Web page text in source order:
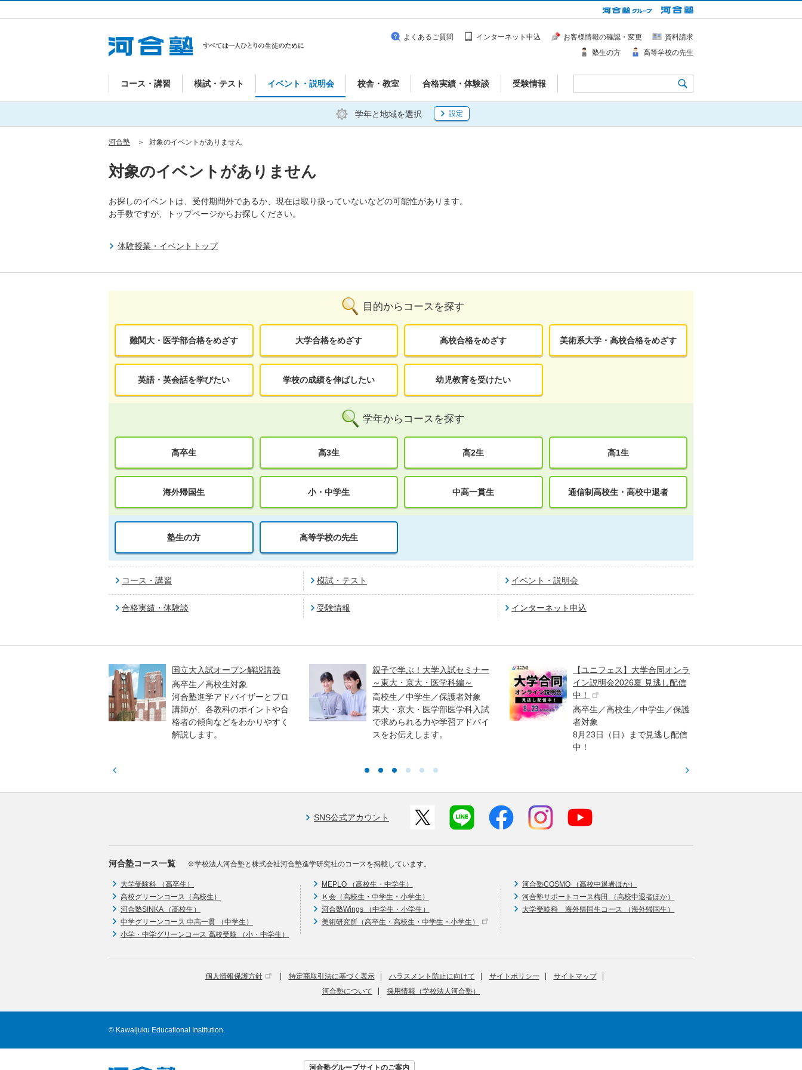
コース・講習 模試・テスト イベント・説明会 校舎・教室 合格実績・体験談 受験情報
よくあるご質問 インターネット申込 お客様情報の確認・変更
資料請求
塾生の方
高等学校の先生
学年と地域を選択 設定
河合塾 対象のイベントがありません
対象のイベントがありません
お探しのイベントは、受付期間外であるか、現在は取り扱っていないなどの可能性があります。
お手数ですが、トップページからお探しください。
体験授業・イベントトップ
目的からコースを探す
難関大・医学部合格をめざす 大学合格をめざす 高校合格をめざす 美術系大学・高校合格をめざす
英語・英会話を学びたい 学校の成績を伸ばしたい 幼児教育を受けたい
学年からコースを探す
高卒生 高3生 高2生 高1生
海外帰国生 小・中学生 中高一貫生 通信制高校生・高校中退者
塾生の方 高等学校の先生
コース・講習 模試・テスト イベント・説明会
合格実績・体験談 受験情報 インターネット申込
国立大入試オープン解説講義
高卒生／高校生対象
河合塾進学アドバイザーとプロ
講師が、各教科のポイントや合
格者の傾向などをわかりやすく
解説します。
親子で学ぶ！大学入試セミナー
～東大・京大・医学科編～
高校生／中学生／保護者対象
東大・京大・医学部医学科入試
で求められる力や学習アドバイ
スをお伝えします。
【ユニフェス】大学合同オンラ
イン説明会2026夏 見逃し配信
中！
高卒生／高校生／中学生／保護
者対象
8月23日（日）まで見逃し配信
中！
SNS公式アカウント
河合塾コース一覧 ※学校法人河合塾と株式会社河合塾進学研究社のコースを掲載しています。
大学受験科 （高卒生）
高校グリーンコース（高校生）
河合塾SINKA （高校生）
中学グリーンコース 中高一貫 （中学生）
小学・中学グリーンコース 高校受験 （小・中学生）
MEPLO （高校生・中学生）
Ｋ会（高校生・中学生・小学生）
河合塾Wings （中学生・小学生）
美術研究所（高卒生・高校生・中学生・小学生）
河合塾COSMO （高校中退者ほか）
河合塾サポートコース梅田 （高校中退者ほか）
大学受験科 海外帰国生コース （海外帰国生）
個人情報保護方針 特定商取引法に基づく表示 ハラスメント防止に向けて サイトポリシー
サイトマップ
河合塾について
採用情報（学校法人河合塾）
© Kawaijuku Educational Institution.
河合塾グループサイトのご案内